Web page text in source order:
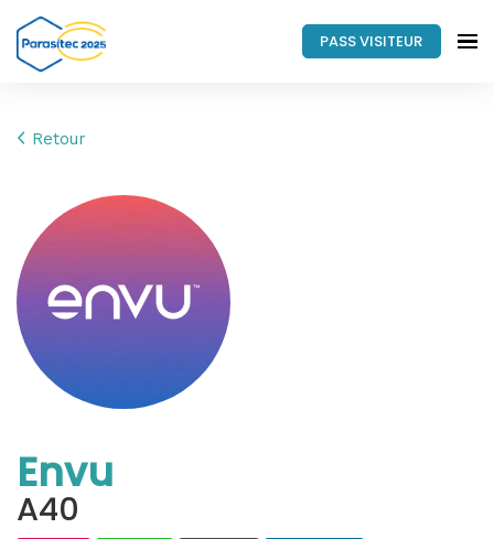
PASS VISITEUR
Retour
Envu
A40